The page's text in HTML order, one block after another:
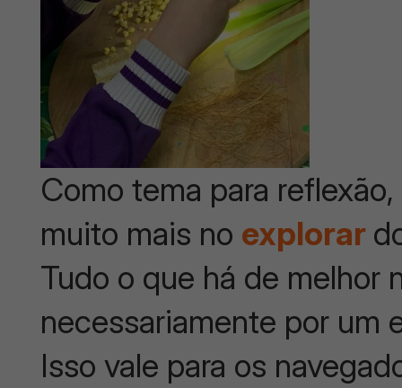
Como tema para
muito mais no explorar
Tudo o que há de melhor
necessariamente por um
Isso vale para os